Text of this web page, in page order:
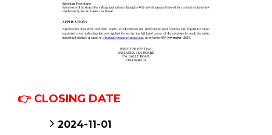
👉 CLOSING DATE
2024-11-01